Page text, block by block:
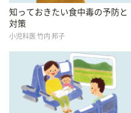
知っておきたい食中毒の予防と
対策
小児科医 竹内 邦子